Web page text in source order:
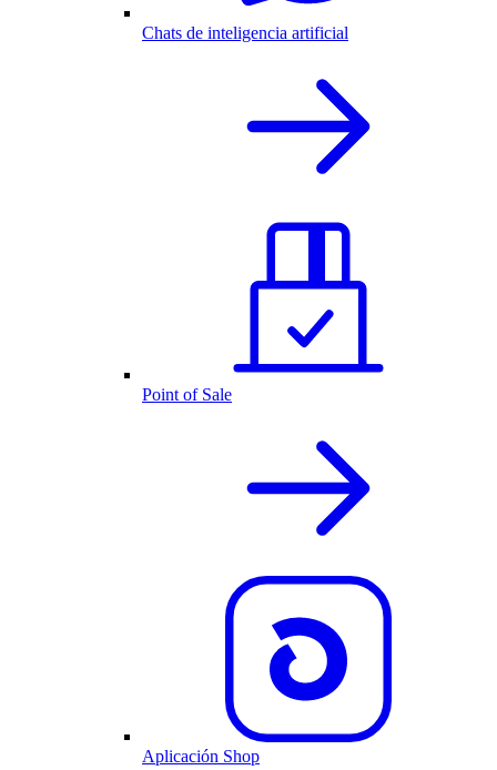
Chats de inteligencia artificial
Point of Sale
Aplicación Shop